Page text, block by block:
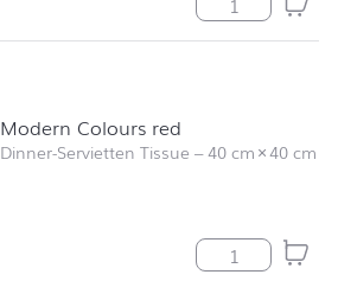
Modern Colours red
Dinner-Servietten Tissue –40 cm×40 cm
Modern